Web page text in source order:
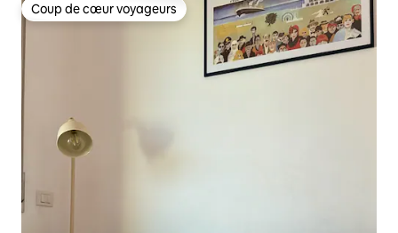
Coup de cœur voyageurs
Coup de cœur voyageurs